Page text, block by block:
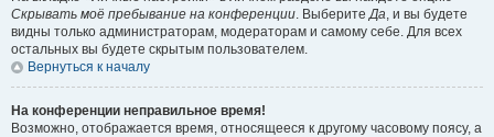
Скрывать моё пребывание на конференции. ВыберитеДа, и вы будете
видны только администраторам, модераторам и самому себе. Для всех
остальных вы будете скрытым пользователем.
Вернуться к началу
На конференции неправильное время!
Возможно, отображается время, относящееся к другому часовому поясу, а